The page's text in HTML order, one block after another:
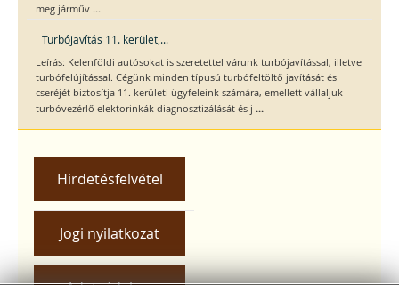
meg járműv ...
Turbójavítás 11. kerület,...
Leírás: Kelenföldi autósokat is szeretettel várunk turbójavítással, illetve
turbófelújítással. Cégünk minden típusú turbófeltöltő javítását és
cseréjét biztosítja 11. kerületi ügyfeleink számára, emellett vállaljuk
turbóvezérlő elektorinkák diagnosztizálását és j ...
Hirdetésfelvétel
Jogi nyilatkozat